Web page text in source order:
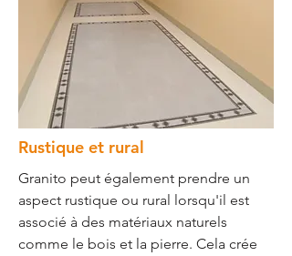
Rustique et rural
Granito peut également prendre un
aspect rustique ou rural lorsqu'il est
associé à des matériaux naturels
comme le bois et la pierre. Cela crée